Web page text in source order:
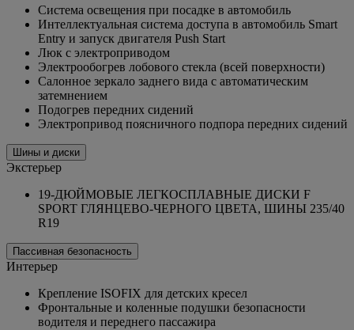
Система освещения при посадке в автомобиль
Интеллектуальная система доступа в автомобиль Smart
Entry и запуск двигателя Push Start
Люк с электроприводом
Электрообогрев лобового стекла (всей поверхности)
Салонное зеркало заднего вида с автоматическим
затемнением
Подогрев передних сидений
Электропривод поясничного подпора передних сидений
Шины и диски
Экстерьер
19-ДЮЙМОВЫЕ ЛЕГКОСПЛАВНЫЕ ДИСКИ F
SPORT ГЛЯНЦЕВО-ЧЕРНОГО ЦВЕТА, ШИНЫ 235/40
R19
Пассивная безопасность
Интерьер
Крепление ISOFIX для детских кресел
Фронтальные и коленные подушки безопасности
водителя и переднего пассажира